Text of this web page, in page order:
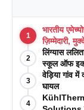
1
भारतीय
ज़िम्मेदारी,
2
लिंग्यास
स्कूल ऑफ
पत्रिकाओं में
आयोजन किया
3
वेड़िया गांव
घायल
4